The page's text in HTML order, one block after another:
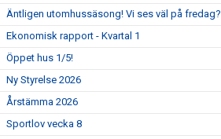
Äntligen utomhussäsong! Vi ses väl på fredag?
Ekonomisk rapport - Kvartal 1
Öppet hus 1/5!
Ny Styrelse 2026
Årstämma 2026
Sportlov vecka 8